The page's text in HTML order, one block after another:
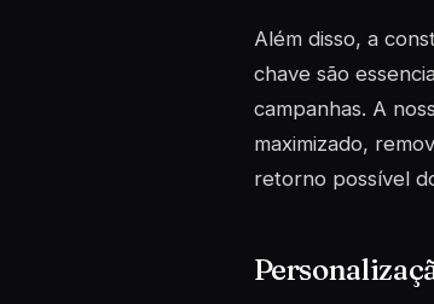
Além disso, a
chave são
campanhas. A
maximizado,
retorno possível